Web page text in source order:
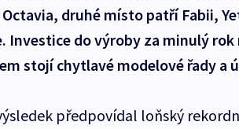
druhé místo patří Fabii,
Investice do výroby za minulý
stojí chytlavé modelové řady a
předpovídal loňský